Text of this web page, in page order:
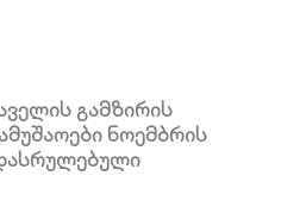
გამზირის